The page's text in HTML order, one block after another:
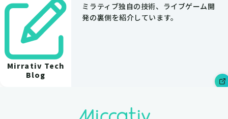
Mirrativ Tech
Blog
ミラティブ独自の技術、ライブゲーム開
発の裏側を紹介しています。